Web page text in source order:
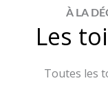
À LA
Les
Toutes les